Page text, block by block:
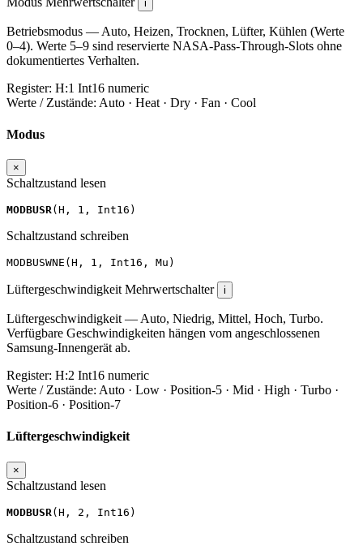
i
Betriebsmodus — Auto, Heizen, Trocknen, Lüfter, Kühlen (Werte
0–4). Werte 5–9 sind reservierte NASA-Pass-Through-Slots ohne
dokumentiertes Verhalten.
Register: H:1 Int16 numeric
Werte / Zustände: Auto · Heat · Dry · Fan · Cool
Modus
×
Schaltzustand lesen
MODBUSR( H , 1 , Int16 )
Schaltzustand schreiben
MODBUSWNE ( H , 1 , Int16 , Mu )
Lüftergeschwindigkeit Mehrwertschalter i
Lüftergeschwindigkeit — Auto, Niedrig, Mittel, Hoch, Turbo.
Verfügbare Geschwindigkeiten hängen vom angeschlossenen
Samsung-Innengerät ab.
Register: H:2 Int16 numeric
Werte / Zustände: Auto · Low · Position-5 · Mid · High · Turbo ·
Position-6 · Position-7
Lüftergeschwindigkeit
×
Schaltzustand lesen
MODBUSR (H , 2 , Int16 )
Schaltzustand schreiben